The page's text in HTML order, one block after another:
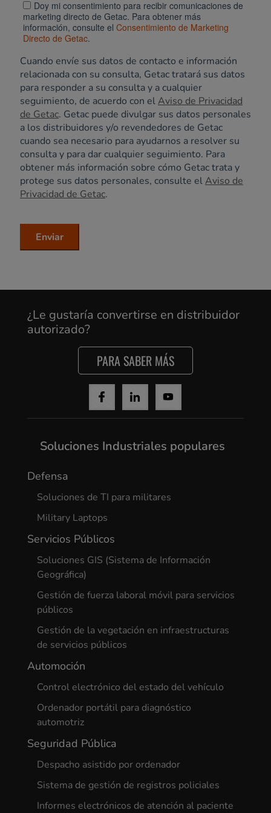
Doy mi consentimiento para recibir comunicaciones de
marketing directo de Getac. Para obtener más
información, consulte el Consentimiento de Marketing
Directo de Getac.
Cuando envíe sus datos de contacto e información
relacionada con su consulta, Getac tratará sus datos
para responder a su consulta y a cualquier
seguimiento, de acuerdo con elAviso de Privacidad
de Getac. Getac puede divulgar sus datos personales
a los distribuidores y/o revendedores de Getac
cuando sea necesario para ayudarnos a resolver su
consulta y para dar cualquier seguimiento. Para
obtener más información sobre cómo Getac trata y
protege sus datos personales, consulte elAviso de
Privacidad de Getac.
¿Le gustaría convertirse en distribuidor
autorizado?
PARA SABER MÁS
Soluciones Industriales populares
Defensa
Soluciones de TI para militares
Military Laptops
Servicios Públicos
Soluciones GIS (Sistema de Información
Geográfica)
Gestión de fuerza laboral móvil para servicios
públicos
Gestión de la vegetación en infraestructuras
de servicios públicos
Automoción
Control electrónico del estado del vehículo
Ordenador portátil para diagnóstico
automotriz
Seguridad Pública
Despacho asistido por ordenador
Sistema de gestión de registros policiales
Informes electrónicos de atención al paciente